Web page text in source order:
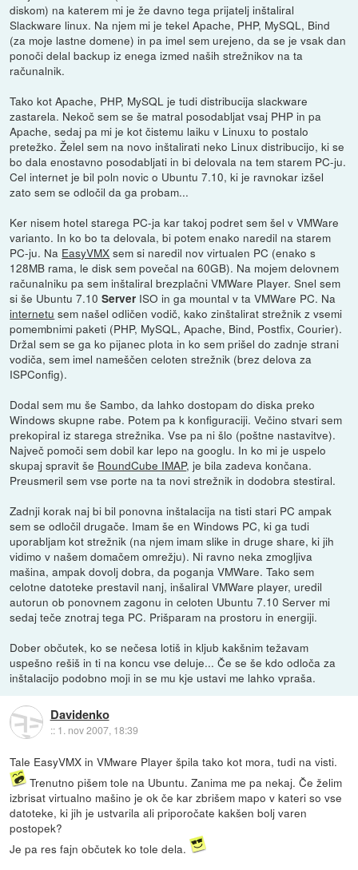
diskom) na katerem mi je že davno tega prijatelj inštaliral
Slackware linux. Na njem mi je tekel Apache, PHP, MySQL, Bind
(za moje lastne domene) in pa imel sem urejeno, da se je vsak dan
ponoči delal backup iz enega izmed naših strežnikov na ta
računalnik.
Tako kot Apache, PHP, MySQL je tudi distribucija slackware
zastarela. Nekoč sem se še matral posodabljat vsaj PHP in pa
Apache, sedaj pa mi je kot čistemu laiku v Linuxu to postalo
pretežko. Želel sem na novo inštalirati neko Linux distribucijo, ki se
bo dala enostavno posodabljati in bi delovala na tem starem PC-ju.
Cel internet je bil poln novic o Ubuntu 7.10, ki je ravnokar izšel
zato sem se odločil da ga probam...
Ker nisem hotel starega PC-ja kar takoj podret sem šel v VMWare
varianto. In ko bo ta delovala, bi potem enako naredil na starem
PC-ju. Na EasyVMX sem si naredil nov virtualen PC (enako s
128MB rama, le disk sem povečal na 60GB). Na mojem delovnem
računalniku pa sem inštaliral brezplačni VMWare Player. Snel sem
si še Ubuntu 7.10Server ISO in ga mountal v ta VMWare PC. Na
internetu sem našel odličen vodič, kako zinštalirat strežnik z vsemi
pomembnimi paketi (PHP, MySQL, Apache, Bind, Postfix, Courier).
Držal sem se ga ko pijanec plota in ko sem prišel do zadnje strani
vodiča, sem imel nameščen celoten strežnik (brez delova za
ISPConfig).
Dodal sem mu še Sambo, da lahko dostopam do diska preko
Windows skupne rabe. Potem pa k konfiguraciji. Večino stvari sem
prekopiral iz starega strežnika. Vse pa ni šlo (poštne nastavitve).
Največ pomoči sem dobil kar lepo na googlu. In ko mi je uspelo
skupaj spravit še RoundCube IMAP, je bila zadeva končana.
Preusmeril sem vse porte na ta novi strežnik in dodobra stestiral.
Zadnji korak naj bi bil ponovna inštalacija na tisti stari PC ampak
sem se odločil drugače. Imam še en Windows PC, ki ga tudi
uporabljam kot strežnik (na njem imam slike in druge share, ki jih
vidimo v našem domačem omrežju). Ni ravno neka zmogljiva
mašina, ampak dovolj dobra, da poganja VMWare. Tako sem
celotne datoteke prestavil nanj, inšaliral VMWare player, uredil
autorun ob ponovnem zagonu in celoten Ubuntu 7.10 Server mi
sedaj teče znotraj tega PC. Prišparam na prostoru in energiji.
Dober občutek, ko se nečesa lotiš in kljub kakšnim težavam
uspešno rešiš in ti na koncu vse deluje... Če se še kdo odloča za
inštalacijo podobno moji in se mu kje ustavi me lahko vpraša.
Davidenko
:: 1. nov 2007, 18:39
Tale EasyVMX in VMware Player špila tako kot mora, tudi na visti.
Trenutno pišem tole na Ubuntu. Zanima me pa nekaj. Če želim
izbrisat virtualno mašino je ok če kar zbrišem mapo v kateri so vse
datoteke, ki jih je ustvarila ali priporočate kakšen bolj varen
postopek?
Je pa res fajn občutek ko tole dela.